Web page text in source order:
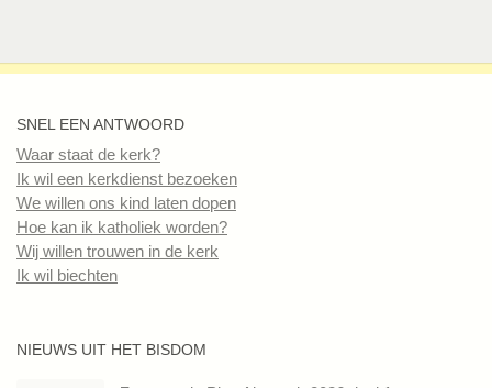
SNEL EEN ANTWOORD
Waar staat de kerk?
Ik wil een kerkdienst bezoeken
We willen ons kind laten dopen
Hoe kan ik katholiek worden?
Wij willen trouwen in de kerk
Ik wil biechten
NIEUWS UIT HET BISDOM